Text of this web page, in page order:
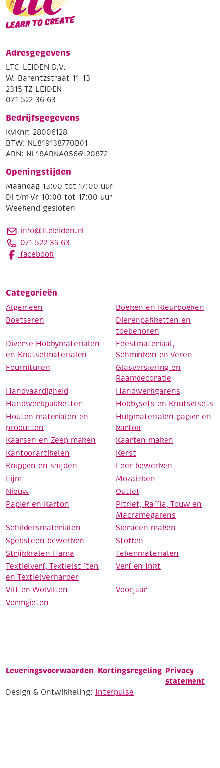
Adresgegevens
LTC-LEIDEN B.V.
W. Barentzstraat 11-13
2315 TZ LEIDEN
071 522 36 63
Bedrijfsgegevens
KvKnr: 28006128
BTW: NL819138770B01
ABN: NL18ABNA0566420872
Openingstijden
Maandag 13:00 tot 17:00 uur
Di t/m Vr 10:00 tot 17:00 uur
Weekend gesloten
info@ltcleiden.nl
071 522 36 63
facebook
Categorieën
Algemeen
Boeken en Kleurboeken
Boetseren
Dierenpakketten en
toebehoren
Diverse Hobbymaterialen
en Knutselmaterialen
Feestmateriaal,
Schminken en Veren
Fournituren
Glasversiering en
Raamdecoratie
Handvaardigheid
Handwerkgarens
Handwerkpakketten
Hobbysets en Knutselsets
Houten materialen en
producten
Hulpmaterialen papier en
karton
Kaarsen en Zeep maken
Kaarten maken
Kantoorartikelen
Kerst
Knippen en snijden
Leer bewerken
Lijm
Mozaieken
Nieuw
Outlet
Papier en Karton
Pitriet, Raffia, Touw en
Macramegarens
Schildersmaterialen
Sieraden maken
Speksteen bewerken
Stoffen
Strijkkralen Hama
Tekenmaterialen
Textielverf, Textielstiften
en Textielverharder
Verf en Inkt
Vilt en Wolvilten
Voorjaar
Vormgieten
Leveringsvoorwaarden Kortingsregeling Privacy
statement
Design & Ontwikkeling: Interpulse